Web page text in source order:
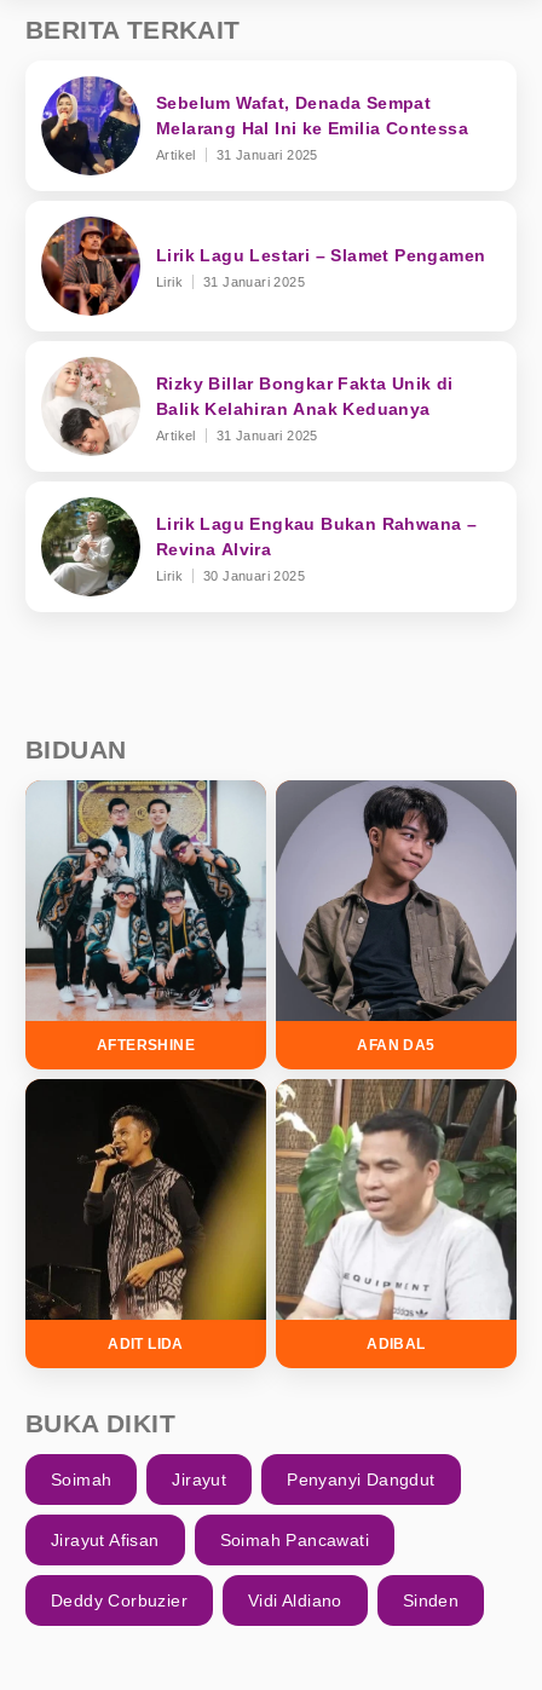
BERITA TERKAIT
Sebelum Wafat, Denada Sempat
Melarang Hal Ini ke Emilia Contessa
Artikel 31 Januari 2025
Lirik Lagu Lestari – Slamet Pengamen
Lirik 31 Januari 2025
Rizky Billar Bongkar Fakta Unik di
Balik Kelahiran Anak Keduanya
Artikel 31 Januari 2025
Lirik Lagu Engkau Bukan Rahwana –
Revina Alvira
Lirik 30 Januari 2025
BIDUAN
AFTERSHINE AFAN DA5
ADIT LIDA ADIBAL
BUKA DIKIT
Soimah Jirayut Penyanyi Dangdut
Jirayut Afisan Soimah Pancawati
Deddy Corbuzier Vidi Aldiano Sinden